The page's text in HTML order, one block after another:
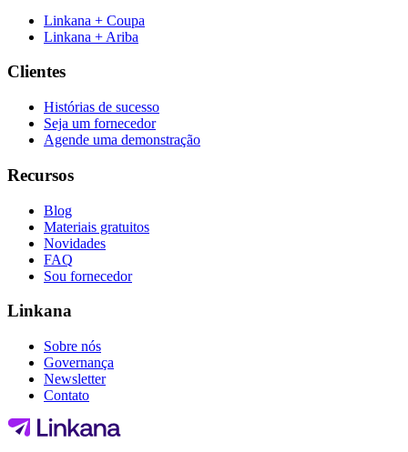
Linkana + Coupa
Linkana + Ariba
Clientes
Histórias de sucesso
Seja um fornecedor
Agende uma demonstração
Recursos
Blog
Materiais gratuitos
Novidades
FAQ
Sou fornecedor
Linkana
Sobre nós
Governança
Newsletter
Contato